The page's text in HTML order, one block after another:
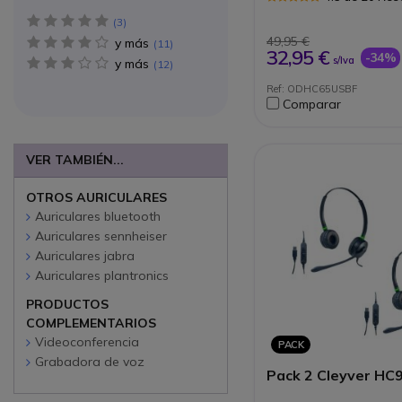
cisne" con gran
Micrófono con
360º
Compatible con
Softphone
49,95 €
32,95 € s/Iva -34%
Ref: ODHC65USBF
Comparar
PACK
Pack 2 Cleyver
5 star(s)
3
y más 4 star(s)
11
y más 3 star(s)
12
VER TAMBIÉN...
OTROS AURICULARES
Auriculares bluetooth
Auriculares sennheiser
Auriculares jabra
Auriculares plantronics
PRODUCTOS
COMPLEMENTARIOS
Videoconferencia
Grabadora de voz